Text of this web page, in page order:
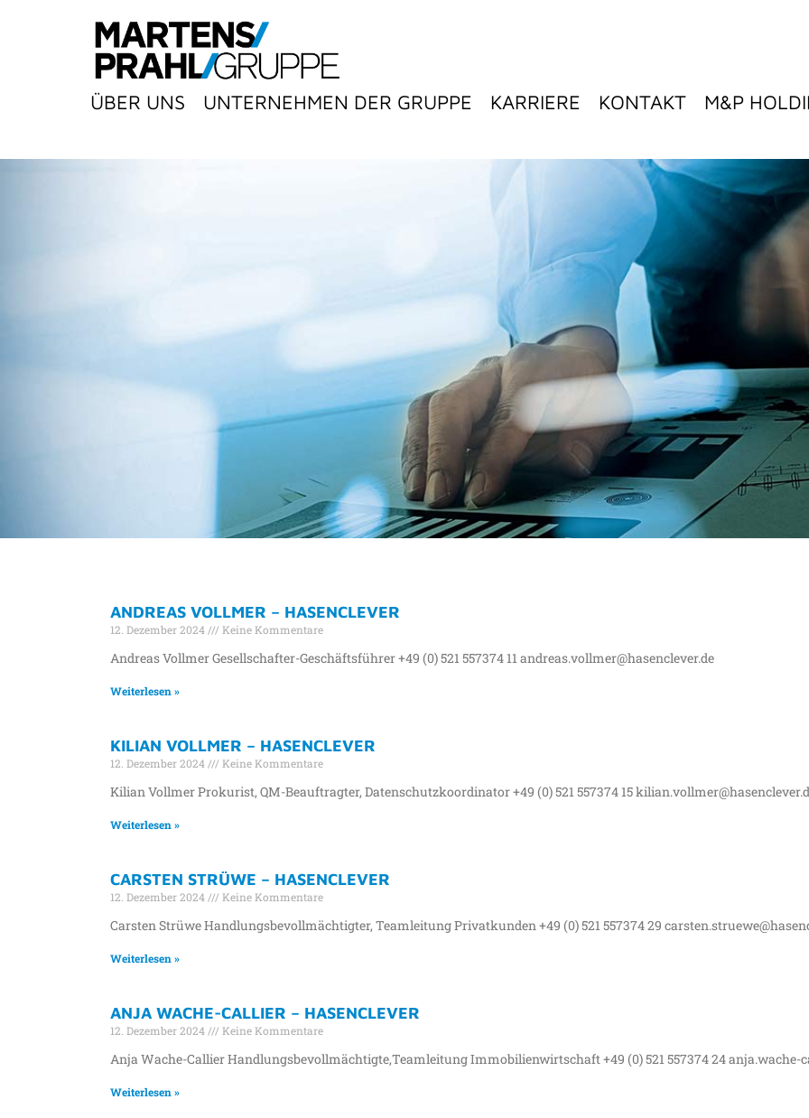
ÜBER UNS UNTERNEHMEN DER GRUPPE KARRIERE KONTAKT M&P
AUTOR:
GRT-MARTENS-PRAHL
ANDREAS VOLLMER – HASENCLEVER
12. Dezember 2024 Keine Kommentare
Andreas Vollmer Gesellschafter-Geschäftsführer +49 (0) 521 557374 11 andreas.vollmer@hasenclever.de
Weiterlesen »
KILIAN VOLLMER – HASENCLEVER
12. Dezember 2024 Keine Kommentare
Kilian Vollmer Prokurist, QM-Beauftragter, Datenschutzkoordinator +49 (0) 521 557374 15
Weiterlesen »
CARSTEN STRÜWE – HASENCLEVER
12. Dezember 2024 Keine Kommentare
Carsten Strüwe Handlungsbevollmächtigter, Teamleitung Privatkunden +49 (0) 521 557374 29
Weiterlesen »
ANJA WACHE-CALLIER – HASENCLEVER
12. Dezember 2024 Keine Kommentare
Anja Wache-Callier Handlungsbevollmächtigte,Teamleitung Immobilienwirtschaft +49 (0) 521 557374 24 anja.wache-
Weiterlesen »